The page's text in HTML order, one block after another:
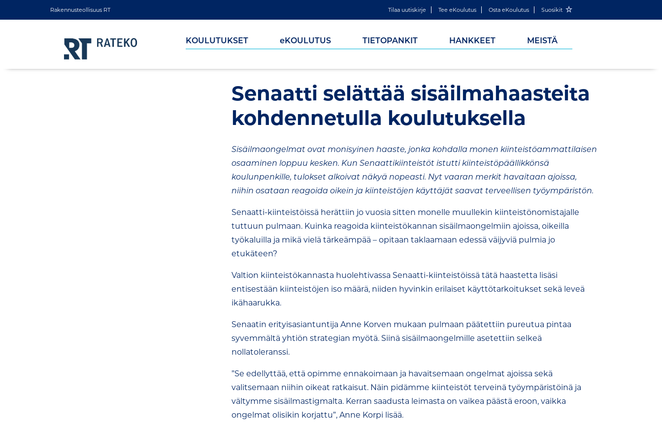
Rakennusteollisuus RT Tilaa uutiskirje Tee eKoulutus Osta eKoulutus Suosikit
KOULUTUKSET eKOULUTUS TIETOPANKIT HANKKEET MEISTÄ
Senaatti selättää sisäilmahaasteita
kohdennetulla koulutuksella
Sisäilmaongelmat ovat monisyinen haaste, jonka kohdalla monen kiinteistöammattilaisen
osaaminen loppuu kesken. Kun Senaattikiinteistöt istutti kiinteistöpäällikkönsä
koulunpenkille, tulokset alkoivat näkyä nopeasti. Nyt vaaran merkit havaitaan ajoissa,
niihin osataan reagoida oikein ja kiinteistöjen käyttäjät saavat terveellisen työympäristön.
Senaatti-kiinteistöissä herättiin jo vuosia sitten monelle muullekin kiinteistönomistajalle
tuttuun pulmaan. Kuinka reagoida kiinteistökannan sisäilmaongelmiin ajoissa, oikeilla
työkaluilla ja mikä vielä tärkeämpää – opitaan taklaamaan edessä väijyviä pulmia jo
etukäteen?
Valtion kiinteistökannasta huolehtivassa Senaatti-kiinteistöissä tätä haastetta lisäsi
entisestään kiinteistöjen iso määrä, niiden hyvinkin erilaiset käyttötarkoitukset sekä leveä
ikähaarukka.
Senaatin erityisasiantuntija Anne Korven mukaan pulmaan päätettiin pureutua pintaa
syvemmältä yhtiön strategian myötä. Siinä sisäilmaongelmille asetettiin selkeä
nollatoleranssi.
”Se edellyttää, että opimme ennakoimaan ja havaitsemaan ongelmat ajoissa sekä
valitsemaan niihin oikeat ratkaisut. Näin pidämme kiinteistöt terveinä työympäristöinä ja
vältymme sisäilmastigmalta. Kerran saadusta leimasta on vaikea päästä eroon, vaikka
ongelmat olisikin korjattu”, Anne Korpi lisää.